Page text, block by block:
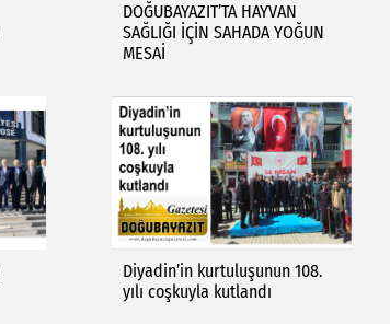
DOĞUBAYAZIT’TA HAYVAN
SAĞLIĞI İÇİN SAHADA YOĞUN
MESAİ
Diyadin’in kurtuluşunun 108.
yılı coşkuyla kutlandı